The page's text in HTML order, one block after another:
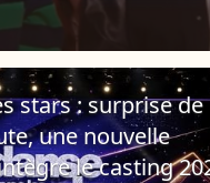
stars : surprise de
une nouvelle
le casting